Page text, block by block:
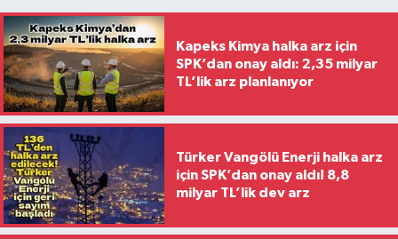
Kapeks Kimya halka arz için
SPK’dan onay aldı: 2,35 milyar
TL’lik arz planlanıyor
Türker Vangölü Enerji halka arz
için SPK’dan onay aldı! 8,8
milyar TL’lik dev arz